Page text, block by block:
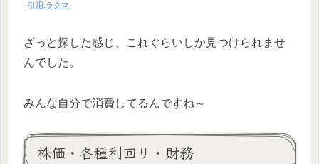
引用:ラクマ
ざっと探した感じ、これぐらいしか見つけられませ
んでした。
みんな自分で消費してるんですね～
株価・各種利回り・財務